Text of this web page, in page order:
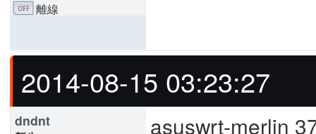
離線
2014-08-15 03:23:27
dndnt
asuswrt-merlin